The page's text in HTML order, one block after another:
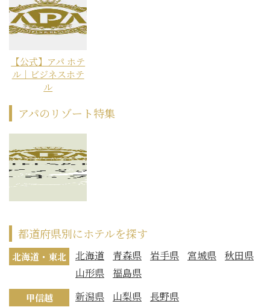
【公式】アパ ホテ
ル｜ビジネスホテ
ル
アパのリゾート特集
都道府県別にホテルを探す
北海道・東北 北海道 青森県 岩手県 宮城県
秋田県
山形県
福島県
甲信越 新潟県 山梨県 長野県